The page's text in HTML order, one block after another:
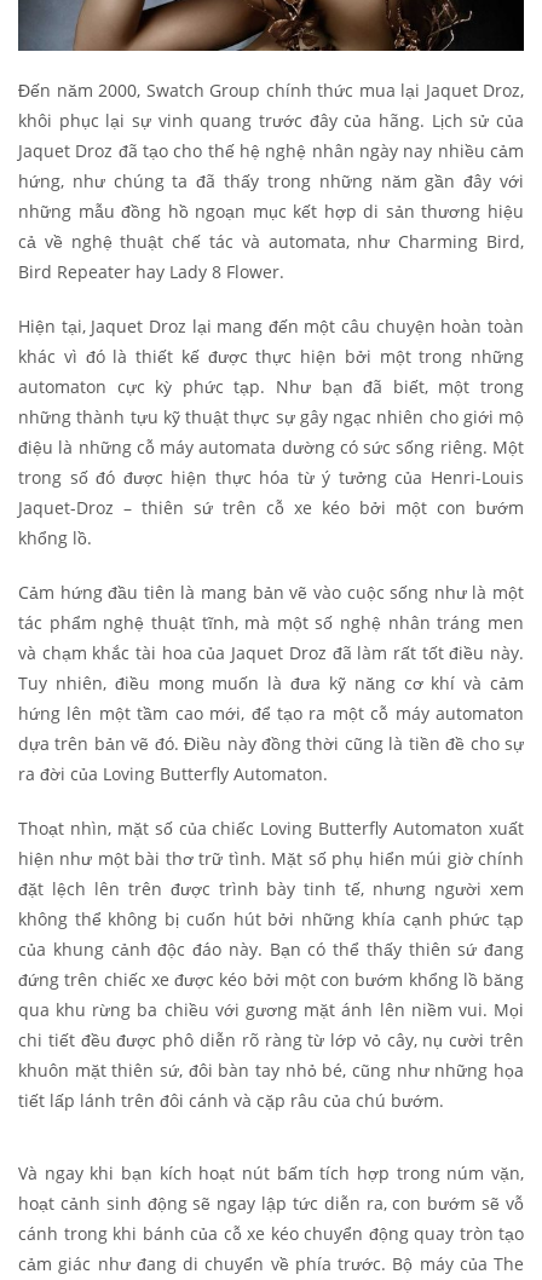
Đến năm 2000, Swatch Group chính thức mua lại Jaquet Droz,
khôi phục lại sự vinh quang trước đây của hãng. Lịch sử của
Jaquet Droz đã tạo cho thế hệ nghệ nhân ngày nay nhiều cảm
hứng, như chúng ta đã thấy trong những năm gần đây với
những mẫu đồng hồ ngoạn mục kết hợp di sản thương hiệu
cả về nghệ thuật chế tác và automata, như Charming Bird,
Bird Repeater hay Lady 8 Flower.
Hiện tại, Jaquet Droz lại mang đến một câu chuyện hoàn toàn
khác vì đó là thiết kế được thực hiện bởi một trong những
automaton cực kỳ phức tạp. Như bạn đã biết, một trong
những thành tựu kỹ thuật thực sự gây ngạc nhiên cho giới mộ
điệu là những cỗ máy automata dường có sức sống riêng. Một
trong số đó được hiện thực hóa từ ý tưởng của Henri-Louis
Jaquet-Droz – thiên sứ trên cỗ xe kéo bởi một con bướm
khổng lồ.
Cảm hứng đầu tiên là mang bản vẽ vào cuộc sống như là một
tác phẩm nghệ thuật tĩnh, mà một số nghệ nhân tráng men
và chạm khắc tài hoa của Jaquet Droz đã làm rất tốt điều này.
Tuy nhiên, điều mong muốn là đưa kỹ năng cơ khí và cảm
hứng lên một tầm cao mới, để tạo ra một cỗ máy automaton
dựa trên bản vẽ đó. Điều này đồng thời cũng là tiền đề cho sự
ra đời của Loving Butterfly Automaton.
Thoạt nhìn, mặt số của chiếc Loving Butterfly Automaton xuất
hiện như một bài thơ trữ tình. Mặt số phụ hiển múi giờ chính
đặt lệch lên trên được trình bày tinh tế, nhưng người xem
không thể không bị cuốn hút bởi những khía cạnh phức tạp
của khung cảnh độc đáo này. Bạn có thể thấy thiên sứ đang
đứng trên chiếc xe được kéo bởi một con bướm khổng lồ băng
qua khu rừng ba chiều với gương mặt ánh lên niềm vui. Mọi
chi tiết đều được phô diễn rõ ràng từ lớp vỏ cây, nụ cười trên
khuôn mặt thiên sứ, đôi bàn tay nhỏ bé, cũng như những họa
tiết lấp lánh trên đôi cánh và cặp râu của chú bướm.
Và ngay khi bạn kích hoạt nút bấm tích hợp trong núm vặn,
hoạt cảnh sinh động sẽ ngay lập tức diễn ra, con bướm sẽ vỗ
cánh trong khi bánh của cỗ xe kéo chuyển động quay tròn tạo
cảm giác như đang di chuyển về phía trước. Bộ máy của The